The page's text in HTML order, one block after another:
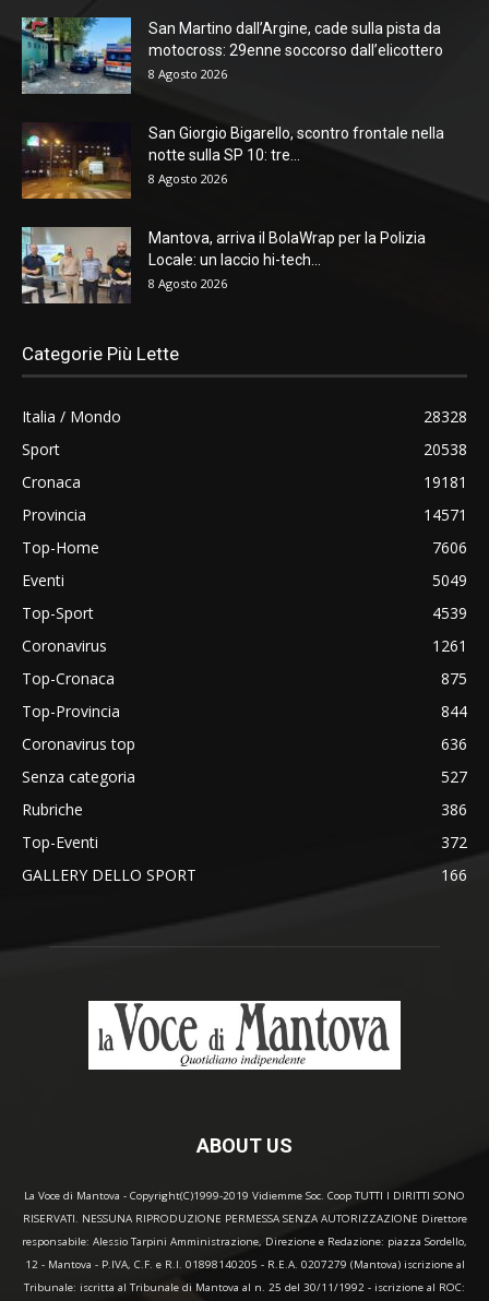
San Martino dall’Argine, cade sulla pista da
motocross: 29enne soccorso dall’elicottero
8 Agosto 2026
San Giorgio Bigarello, scontro frontale nella
notte sulla SP 10: tre...
8 Agosto 2026
Mantova, arriva il BolaWrap per la Polizia
Locale: un laccio hi-tech...
8 Agosto 2026
Categorie Più Lette
Italia / Mondo
28328
Sport
20538
Cronaca
19181
Provincia
14571
Top-Home
7606
Eventi
5049
Top-Sport
4539
Coronavirus
1261
Top-Cronaca
875
Top-Provincia
844
Coronavirus top
636
Senza categoria
527
Rubriche
386
Top-Eventi
372
GALLERY DELLO SPORT
166
ABOUT US
La Voce di Mantova - Copyright(C)1999-2019 Vidiemme Soc. Coop TUTTI I DIRITTI SONO
RISERVATI. NESSUNA RIPRODUZIONE PERMESSA SENZA AUTORIZZAZIONE Direttore
responsabile: Alessio Tarpini Amministrazione, Direzione e Redazione: piazza Sordello,
12 - Mantova - P.IVA, C.F. e R.I. 01898140205 - R.E.A. 0207279 (Mantova) iscrizione al
Tribunale: iscritta al Tribunale di Mantova al n. 25 del 30/11/1992 - iscrizione al ROC: